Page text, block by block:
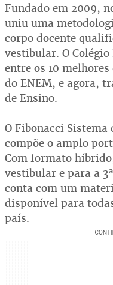
Fundado em 2009,
uniu uma
corpo docente
vestibular. O
entre os 10
do ENEM, e agora,
de Ensino.
O Fibonacci Sistema
compõe o amplo
Com formato
vestibular e para a
conta com um
disponível para
país.